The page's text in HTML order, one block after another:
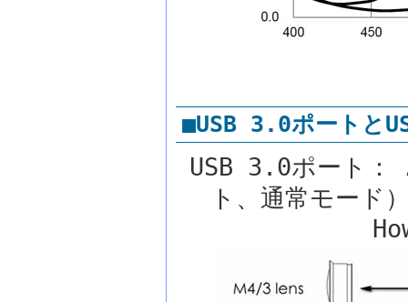
■USB 3.0ポートと
USB 3.0ポート：
ト、通常モード